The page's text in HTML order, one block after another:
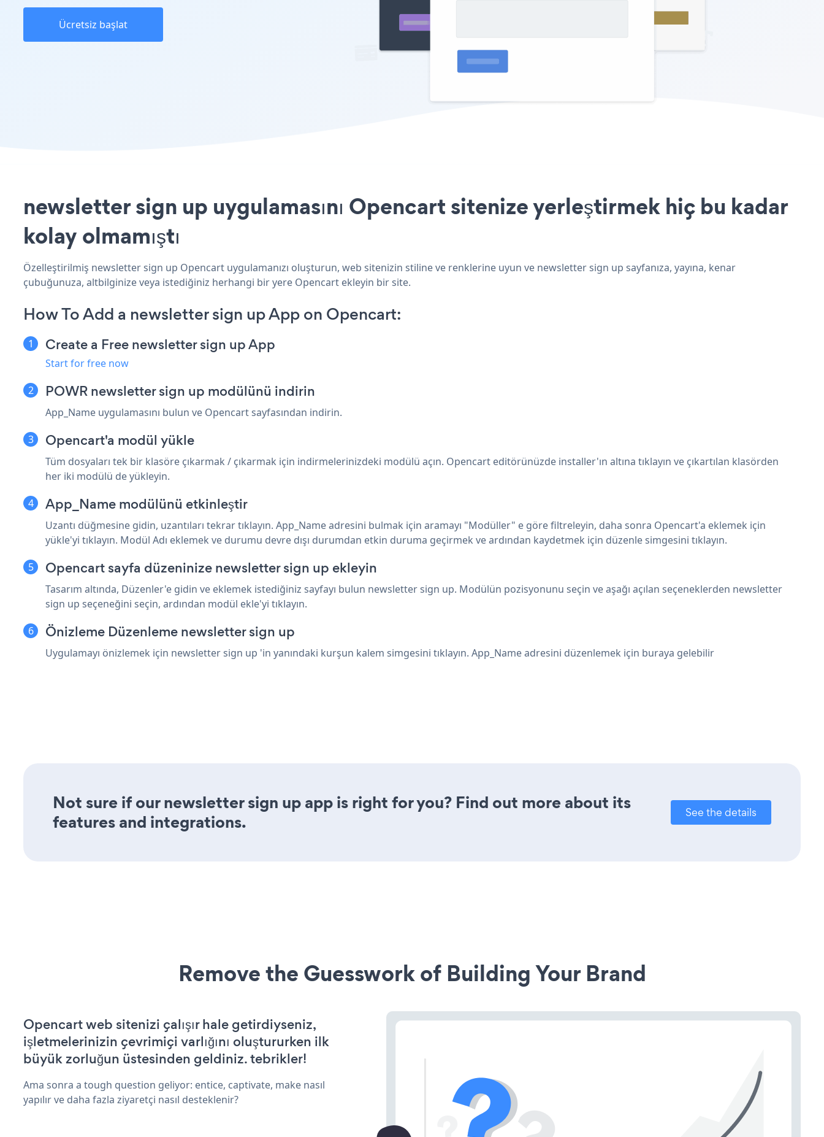
Ücretsiz başlat
newsletter sign up uygulamasını Opencart sitenize yerleştirmek hiç bu kadar
kolay olmamıştı
Özelleştirilmiş newsletter sign up Opencart uygulamanızı oluşturun, web sitenizin stiline ve renklerine uyun ve newsletter sign up sayfanıza, yayına, kenar
çubuğunuza, altbilginize veya istediğiniz herhangi bir yere Opencart ekleyin bir site.
How To Add a newsletter sign up App on Opencart:
Create a Free newsletter sign up App
Start for free now
POWR newsletter sign up modülünü indirin
App_Name uygulamasını bulun ve Opencart sayfasından indirin.
Opencart'a modül yükle
Tüm dosyaları tek bir klasöre çıkarmak / çıkarmak için indirmelerinizdeki modülü açın. Opencart editörünüzde installer'ın altına tıklayın ve çıkartılan klasörden
her iki modülü de yükleyin.
App_Name modülünü etkinleştir
Uzantı düğmesine gidin, uzantıları tekrar tıklayın. App_Name adresini bulmak için aramayı "Modüller" e göre filtreleyin, daha sonra Opencart'a eklemek için
yükle'yi tıklayın. Modül Adı eklemek ve durumu devre dışı durumdan etkin duruma geçirmek ve ardından kaydetmek için düzenle simgesini tıklayın.
Opencart sayfa düzeninize newsletter sign up ekleyin
Tasarım altında, Düzenler'e gidin ve eklemek istediğiniz sayfayı bulun newsletter sign up. Modülün pozisyonunu seçin ve aşağı açılan seçeneklerden newsletter
sign up seçeneğini seçin, ardından modül ekle'yi tıklayın.
Önizleme Düzenleme newsletter sign up
Uygulamayı önizlemek için newsletter sign up 'in yanındaki kurşun kalem simgesini tıklayın. App_Name adresini düzenlemek için buraya gelebilir
Not sure if our newsletter sign up app is right for you? Find out more about its
features and integrations.
See the details
Remove the Guesswork of Building Your Brand
Opencart web sitenizi çalışır hale getirdiyseniz,
işletmelerinizin çevrimiçi varlığını oluştururken ilk
büyük zorluğun üstesinden geldiniz. tebrikler!
Ama sonra a tough question geliyor: entice, captivate, make nasıl
yapılır ve daha fazla ziyaretçi nasıl desteklenir?